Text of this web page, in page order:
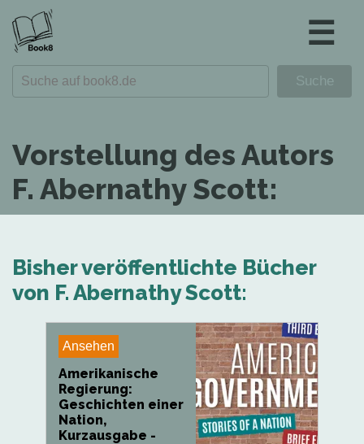
☰
Vorstellung des Autors
F. Abernathy Scott:
Bisher veröffentlichte Bücher
von F. Abernathy Scott:
Ansehen
Amerikanische
Regierung:
Geschichten einer
Nation,
Kurzausgabe -